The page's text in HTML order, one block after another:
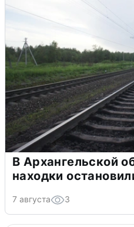
В Архангельской
находки
7 августа 3